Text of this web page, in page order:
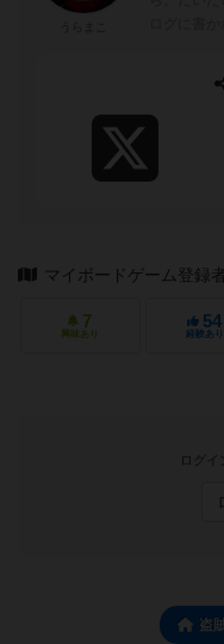
マイボードゲーム登録者
7
興味あり
54
経験あり
ログイ
盗